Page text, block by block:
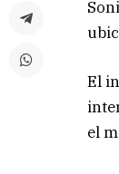
El
el